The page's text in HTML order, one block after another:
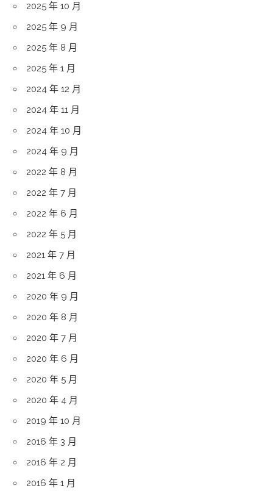
2025 年 10 月
2025 年 9 月
2025 年 8 月
2025 年 1 月
2024 年 12 月
2024 年 11 月
2024 年 10 月
2024 年 9 月
2022 年 8 月
2022 年 7 月
2022 年 6 月
2022 年 5 月
2021 年 7 月
2021 年 6 月
2020 年 9 月
2020 年 8 月
2020 年 7 月
2020 年 6 月
2020 年 5 月
2020 年 4 月
2019 年 10 月
2016 年 3 月
2016 年 2 月
2016 年 1 月